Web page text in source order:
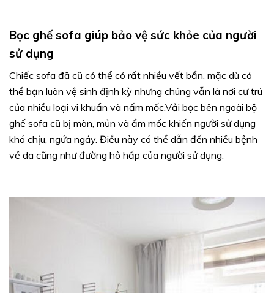
Bọc ghế sofa giúp bảo vệ sức khỏe của người
sử dụng
Chiếc sofa đã cũ có thể có rất nhiều vết bẩn, mặc dù có
thể bạn luôn vệ sinh định kỳ nhưng chúng vẫn là nơi cư trú
của nhiều loại vi khuẩn và nấm mốc.Vải bọc bên ngoài bộ
ghế sofa cũ bị mòn, mủn và ẩm mốc khiến người sử dụng
khó chịu, ngứa ngáy. Điều này có thể dẫn đến nhiều bệnh
về da cũng như đường hô hấp của người sử dụng.